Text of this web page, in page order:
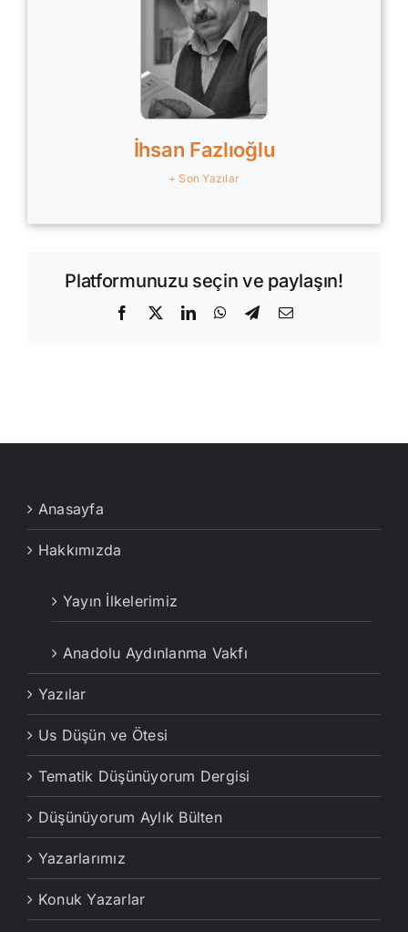
İhsan Fazlıoğlu
+ Son Yazılar
Platformunuzu seçin ve paylaşın!
Facebook
X LinkedInWhatsApp
Telegram
E-
Anasayfa
Hakkımızda
Yayın İlkelerimiz
Anadolu Aydınlanma Vakfı
Yazılar
Us Düşün ve Ötesi
Tematik Düşünüyorum Dergisi
Düşünüyorum Aylık Bülten
Yazarlarımız
Konuk Yazarlar